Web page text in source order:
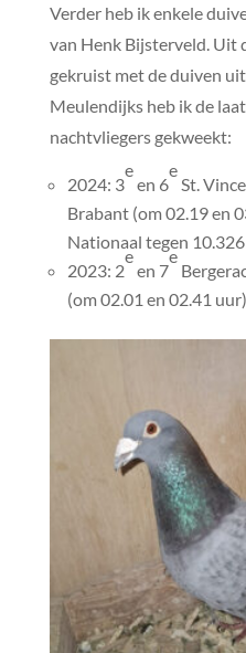
Verder heb ik enkele
van Henk Bijsterveld. Uit
gekruist met de duiven
Meulendijks heb ik de
nachtvliegers gekweekt:
2024: 3
e
en 6
e
St.
Brabant (om 02.19 en
Nationaal tegen
2023: 2
e
en 7
e
(om 02.01 en 02.41